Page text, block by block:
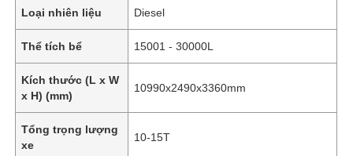
Loại nhiên liệu Diesel
Thể tích bể 15001 - 30000L
Kích thước (L x W
x H) (mm)
10990x2490x3360mm
Tổng trọng lượng
xe
10-15T